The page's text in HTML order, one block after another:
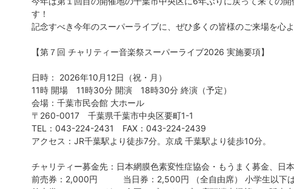
す！
記念すべき今年のスーパーライブに、ぜひ多くの皆様のご来場を心
【第７回 チャリティー音楽祭スーパーライブ2026 実施要項】
日時： 2026年10月12日（祝・月）
11時 開場 11時30分 開演 18時30分 終演（予定）
会場：千葉市民会館 大ホール
〒260-0017 千葉県千葉市中央区要町1-1
TEL： 043-224-2431 FAX： 043-224-2439
アクセス：JR千葉駅より徒歩7分。京成 千葉駅より徒歩10分。
チャリティー募金先：日本網膜色素変性症協会・もうまく募金、日
前売券：2,000円 当日券：2,500円 （全自由席） 小学生以下